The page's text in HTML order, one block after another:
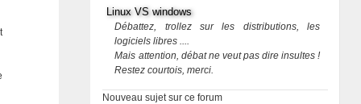
Linux VS windows
Débattez, trollez sur les distributions, les
logiciels libres ....
Mais attention, débat ne veut pas dire insultes !
Restez courtois, merci.
Nouveau sujet sur ce forum